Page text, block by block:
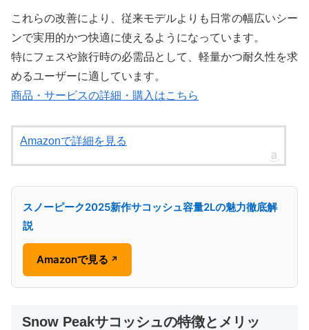
これらの改善により、従来モデルよりも日常の幅広いシー
ンで実用的かつ快適に使えるようになっています。
特にフェスや旅行時の必需品として、軽量かつ耐久性を求
めるユーザーに適しています。
商品・サービスの詳細・購入はこちら
Amazonで詳細を見る
スノーピーク2025新作サコッシュ容量2Lの魅力徹底解
説
Amazonで見る ↗
Snow Peakサコッシュの特徴とメリッ